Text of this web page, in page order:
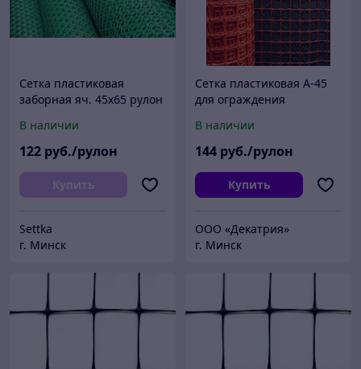
Сетка пластиковая
заборная яч. 45х65 рулон
В наличии
122 руб./рулон
Купить
Settka
г. Минск
Сетка пластиковая А-45
для ограждения
1,3*25м (яч. 40х45 мм)
В наличии
144 руб./рулон
Купить
ООО «Декатрия»
г. Минск